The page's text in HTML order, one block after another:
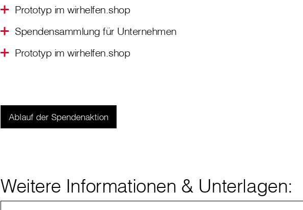
Prototyp im wirhelfen.shop
Spendensammlung für Unternehmen
Prototyp im wirhelfen.shop
Ablauf der Spendenaktion
Weitere Informationen & Unterlagen: